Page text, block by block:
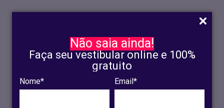
Não saia ainda!
Faça seu vestibular online e 100%
gratuito
Nome* Email*
INSCRIÇÃO